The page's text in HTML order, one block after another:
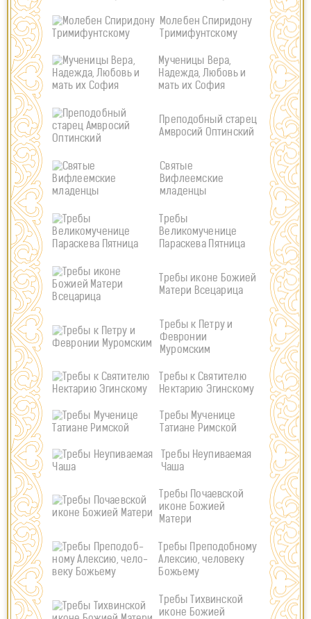
Молебен Спиридону
Тримифунтскому
Мученицы Вера,
Надежда, Любовь и
мать их София
Преподобный старец
Амвросий Оптинский
Святые
Вифлеемские
младенцы
Требы
Великомученице
Параскева Пятница
Требы иконе Божией
Матери Всецарица
Требы к Петру и
Февронии
Муромским
Требы к Святителю
Нектарию Эгинскому
Требы Мученице
Татиане Римской
Требы Неупиваемая
Чаша
Требы Почаевской
иконе Божией
Матери
Требы Пре­по­доб­ному
Алек­сию, че­ло­веку
Бо­жьему
Требы Тихвинской
иконе Божией